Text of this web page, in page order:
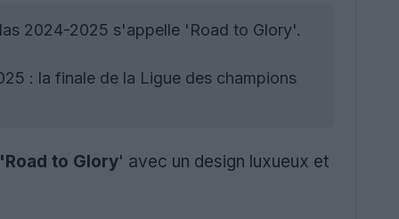
2024-2025 s'appelle 'Road to Glory'.
: la finale de la Ligue des champions
'Road to Glory' avec un design luxueux et